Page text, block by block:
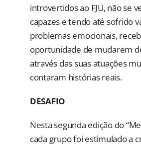
introvertidos ao FJU, não se
capazes e tendo até sofrido
problemas emocionais,
oportunidade de mudarem
através das suas atuações
contaram histórias reais.
DESAFIO
Nesta segunda edição do
cada grupo foi estimulado a